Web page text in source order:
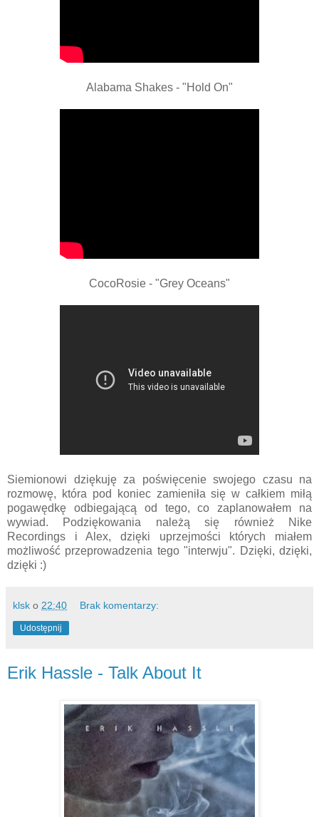
Alabama Shakes - "Hold On"
CocoRosie - "Grey Oceans"
Siemionowi dziękuję za poświęcenie swojego czasu na
rozmowę, która pod koniec zamieniła się w całkiem miłą
pogawędkę odbiegającą od tego, co zaplanowałem na
wywiad. Podziękowania należą się również Nike
Recordings i Alex, dzięki uprzejmości których miałem
możliwość przeprowadzenia tego "interwju". Dzięki, dzięki,
dzięki :)
klsk o 22:40 Brak komentarzy:
Udostępnij
Erik Hassle - Talk About It